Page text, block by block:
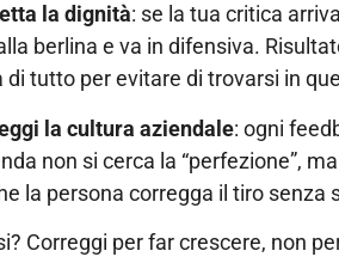
la dignità: se la tua critica
berlina e va in difensiva.
di tutto per evitare di trovarsi in
la cultura aziendale: ogni
non si cerca la “perfezione”,
la persona corregga il tiro senza
Correggi per far crescere, non